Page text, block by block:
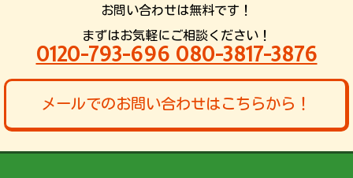
お問い合わせは無料です！
まずはお気軽にご相談ください！
0120-793-696 080-3817-3876
メールでのお問い合わせはこちらから！